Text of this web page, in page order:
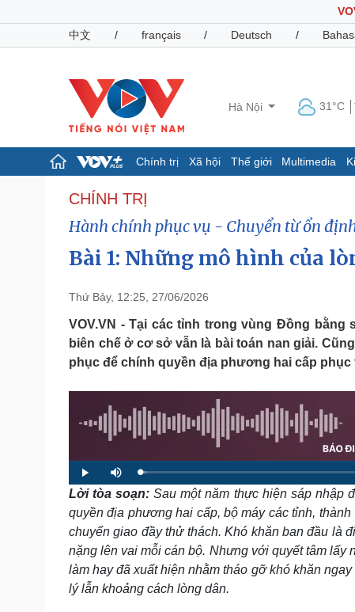
中文
/ français / Deutsch /
Hà Nội 31°C
Chính trị Xã hội Thế giới Multimedia
Chính trị
Tổ chức nhân sự
Quốc hội
Nhận diện sự thật
Dự báo thời tiết
Giáo dục
Dấu ấn VOV
Pháp luật
Vụ án
Tin nóng
Quân sự - Quốc phòng
Vũ khí
Việt Nam
Sức khỏe
Dinh dưỡng - món ngon
Cây thuốc
Sản phụ khoa
Nhi khoa
Nam khoa
Làm đẹp - giảm cân
Phòng mạch online
Ăn sạch sống khỏe
Đời sống
Nhà đẹp
Tình yêu - Gia đình
CHÍNH TRỊ
Hành chính phục vụ - Chuyển từ ổn
Bài 1: Những mô hình của
Thứ Bảy, 12:25, 27/06/2026
VOV.VN - Tại các tỉnh trong vùng Đồng
biên chế ở cơ sở vẫn là bài toán nan giải.
phục để chính quyền địa phương hai cấp
P
l
a
y
M
u
t
e
L
o
a
d
d
1
.
3
5
Lời tòa soạn:Sau một năm thực hiện sáp nhập
quyền địa phương hai cấp, bộ máy các tỉnh,
chuyển giao đầy thử thách. Khó khăn ban đầu là
nặng lên vai mỗi cán bộ. Nhưng với quyết tâm lấy
làm hay đã xuất hiện nhằm tháo gỡ khó khăn
lý lẫn khoảng cách lòng dân.